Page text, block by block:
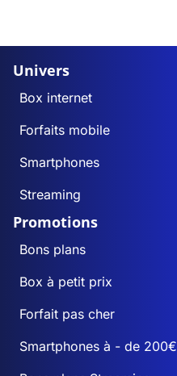
Univers
Box internet
Forfaits mobile
Smartphones
Streaming
Promotions
Bons plans
Box à petit prix
Forfait pas cher
Smartphones à - de 200€